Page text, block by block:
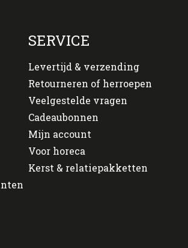
SERVICE
Levertijd & verzending
Retourneren of herroepen
Veelgestelde vragen
Cadeaubonnen
Mijn account
Voor horeca
Kerst & relatiepakketten